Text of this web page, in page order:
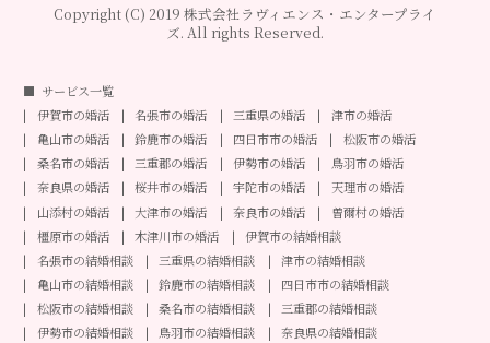
Copyright (C) 2019 株式会社ラヴィエンス・エンタープライ
ズ. All rights Reserved.
サービス一覧
伊賀市の婚活
名張市の婚活 三重県の婚活
津市の婚活
亀山市の婚活
鈴鹿市の婚活 四日市市の婚活
松阪市の婚活
桑名市の婚活
三重郡の婚活 伊勢市の婚活
鳥羽市の婚活
奈良県の婚活
桜井市の婚活 宇陀市の婚活
天理市の婚活
山添村の婚活
大津市の婚活 奈良市の婚活
曽爾村の婚活
橿原市の婚活
木津川市の婚活
伊賀市の結婚相談
名張市の結婚相談
三重県の結婚相談
津市の結婚相談
亀山市の結婚相談
鈴鹿市の結婚相談
四日市市の結婚相談
松阪市の結婚相談
桑名市の結婚相談
三重郡の結婚相談
伊勢市の結婚相談
鳥羽市の結婚相談
奈良県の結婚相談